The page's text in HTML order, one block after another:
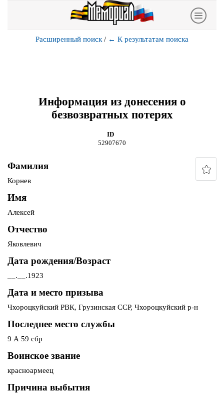
Расширенный поиск / ← К результатам поиска
Информация из донесения о
безвозвратных потерях
ID
52907670
Фамилия
Корнев
Имя
Алексей
Отчество
Яковлевич
Дата рождения/Возраст
__.__.1923
Дата и место призыва
Чхороцкуйский РВК, Грузинская ССР, Чхороцкуйский р-н
Последнее место службы
9 А 59 сбр
Воинское звание
красноармеец
Причина выбытия